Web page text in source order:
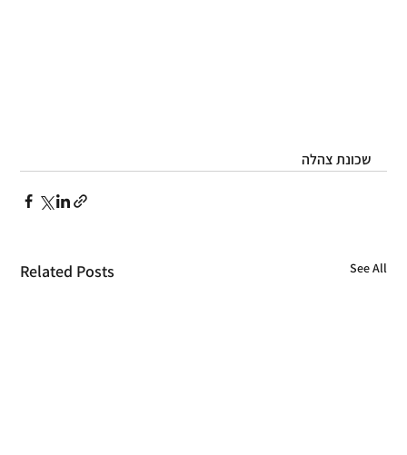
שכונת צהלה
Related Posts See All